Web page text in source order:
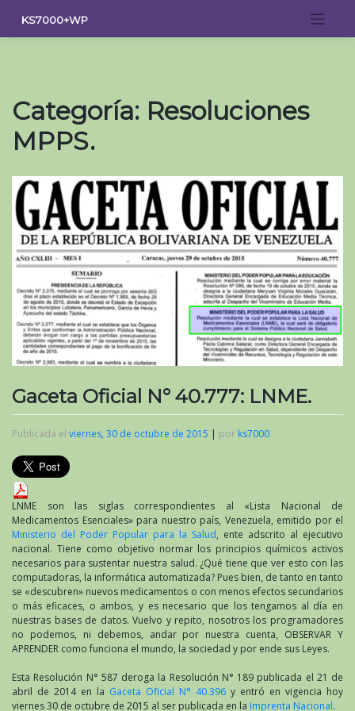
contenido
KS7000+WP
Categoría: Resoluciones
MPPS.
Gaceta Oficial N° 40.777: LNME.
Publicada el viernes, 30 de octubre de 2015 | por ks7000
LNME son las siglas correspondientes al «Lista Nacional de
Medicamentos Esenciales» para nuestro país, Venezuela, emitido por el
Ministerio del Poder Popular para la Salud, ente adscrito al ejecutivo
nacional. Tiene como objetivo normar los principios químicos activos
necesarios para sustentar nuestra salud. ¿Qué tiene que ver esto con las
computadoras, la informática automatizada? Pues bien, de tanto en tanto
se «descubren» nuevos medicamentos o con menos efectos secundarios
o más eficaces, o ambos, y es necesario que los tengamos al día en
nuestras bases de datos. Vuelvo y repito, nosotros los programadores
no podemos, ni debemos, andar por nuestra cuenta, OBSERVAR Y
APRENDER como funciona el mundo, la sociedad y por ende sus Leyes.
Esta Resolución N° 587 deroga la Resolución N° 189 publicada el 21 de
abril de 2014 en la Gaceta Oficial N° 40.396 y entró en vigencia hoy
viernes 30 de octubre de 2015 al ser publicada en la Imprenta Nacional.